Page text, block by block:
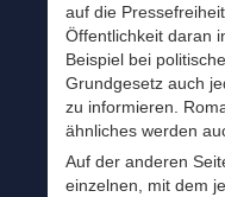
auf die
Öffentlichkeit daran
Beispiel bei
Grundgesetz auch
zu informieren.
ähnliches werden
Auf der anderen
einzelnen, mit dem